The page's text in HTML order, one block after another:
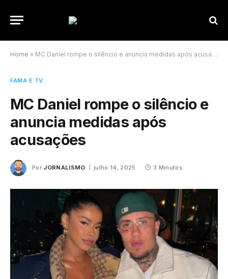
Home » MC Daniel rompe o silêncio e anuncia medidas após acusações
FAMA E TV
MC Daniel rompe o silêncio e
anuncia medidas após
acusações
Por JORNALISMO julho 14, 2025 3 Minutos